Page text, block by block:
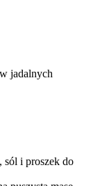
jadalnych
sól i proszek do